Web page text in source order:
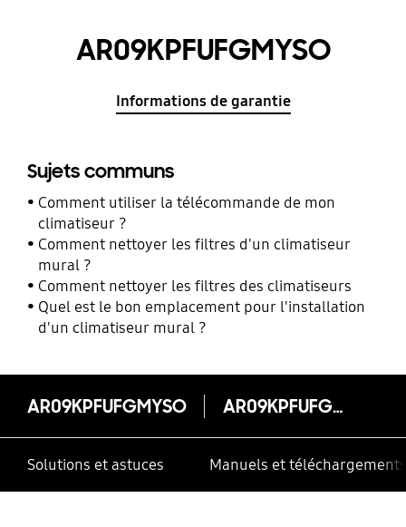
AR09KPFUFGMYSO
Informations de garantie
Sujets communs
Comment utiliser la télécommande de mon
climatiseur ?
Comment nettoyer les filtres d'un climatiseur
mural ?
Comment nettoyer les filtres des climatiseurs
Quel est le bon emplacement pour l'installation
d'un climatiseur mural ?
AR09KPFUFGMYSO AR09KPFUFGMYSO
Solutions et astuces Manuels et téléchargements